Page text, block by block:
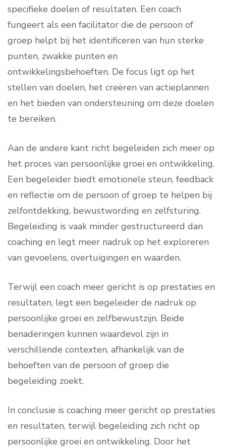
specifieke doelen of resultaten. Een coach
fungeert als een facilitator die de persoon of
groep helpt bij het identificeren van hun sterke
punten, zwakke punten en
ontwikkelingsbehoeften. De focus ligt op het
stellen van doelen, het creëren van actieplannen
en het bieden van ondersteuning om deze doelen
te bereiken.
Aan de andere kant richt begeleiden zich meer op
het proces van persoonlijke groei en ontwikkeling.
Een begeleider biedt emotionele steun, feedback
en reflectie om de persoon of groep te helpen bij
zelfontdekking, bewustwording en zelfsturing.
Begeleiding is vaak minder gestructureerd dan
coaching en legt meer nadruk op het exploreren
van gevoelens, overtuigingen en waarden.
Terwijl een coach meer gericht is op prestaties en
resultaten, legt een begeleider de nadruk op
persoonlijke groei en zelfbewustzijn. Beide
benaderingen kunnen waardevol zijn in
verschillende contexten, afhankelijk van de
behoeften van de persoon of groep die
begeleiding zoekt.
In conclusie is coaching meer gericht op prestaties
en resultaten, terwijl begeleiding zich richt op
persoonlijke groei en ontwikkeling. Door het